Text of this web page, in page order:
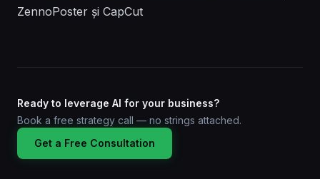
ZennoPoster și CapCut
Ready to leverage AI for your business?
Book a free strategy call — no strings attached.
Get a Free Consultation